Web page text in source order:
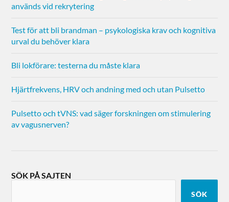
används vid rekrytering
Test för att bli brandman – psykologiska krav och kognitiva
urval du behöver klara
Bli lokförare: testerna du måste klara
Hjärtfrekvens, HRV och andning med och utan Pulsetto
Pulsetto och tVNS: vad säger forskningen om stimulering
av vagusnerven?
SÖK PÅ SAJTEN
SÖK